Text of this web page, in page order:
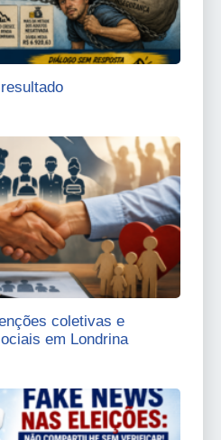
coletivas e
em Londrina